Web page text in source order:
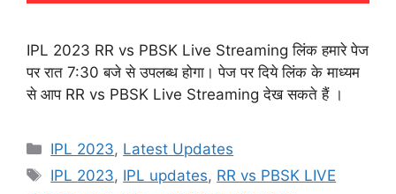
IPL 2023 RR vs PBSK Live Streaming लिंक हमारे पेज
पर रात 7:30 बजे से उपलब्ध होगा। पेज पर दिये लिंक के माध्यम
से आप RR vs PBSK Live Streaming देख सकते हैं ।
Categories
IPL 2023, Latest Updates
Tags
IPL 2023, IPL updates, RR vs PBSK LIVE